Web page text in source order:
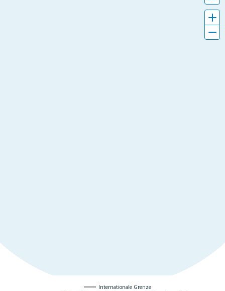
Internationale Grenze